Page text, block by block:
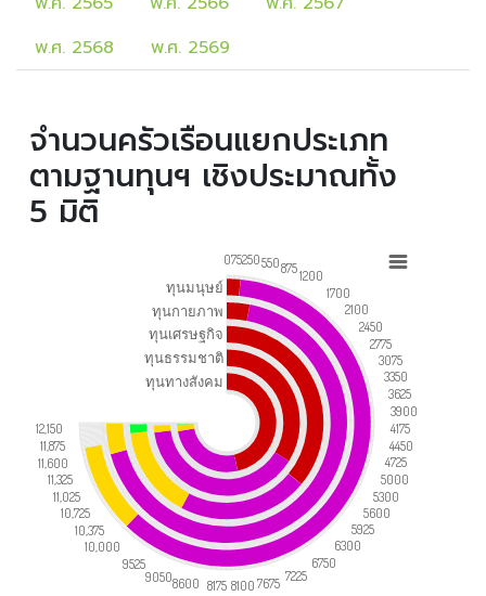
พ.ศ. 2568
พ.ศ. 2569
จำนวนครัวเรือนแยกประเภท
ตามฐานทุนฯ เชิงประมาณทั้ง
5 มิติ
0752505508751200
1700
2100
2450
2775
3075
3350
3625
3900
4175
4450
4725
5000
5300
5600
5925
6300
6750
7225
7675
8100
8175
8600
9050
9525
10,000
10,375
10,725
11,025
11,325
11,600
11,875
12,150
ทุนมนุษย์
ทุนกายภาพ
ทุนเศรษฐกิจ
ทุนธรรมชาติ
ทุนทางสังคม